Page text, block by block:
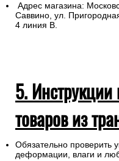
Адрес магазина:
Саввино, ул.
4 линия В.
5.
товаров из
Обязательно проверить
деформации, влаги и